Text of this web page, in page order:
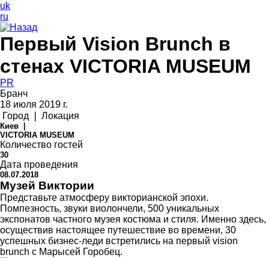
uk
ru
Назад
Первый Vision Brunch в
стенах VICTORIA MUSEUM
PR
Бранч
18 июля 2019 г.
Город ❘ Локация
Киев ❘
VICTORIA MUSEUM
Количество гостей
30
Дата проведения
08.07.2018
Музей Виктории
Представьте атмосферу викторианской эпохи.
Помпезность, звуки виолончели, 500 уникальных
экспонатов частного музея костюма и стиля. Именно здесь,
осуществив настоящее путешествие во времени, 30
успешных бизнес-леди встретились на первый vision
brunch с Марысей Горобец.